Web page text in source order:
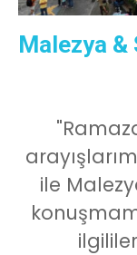
Malezya &
ile